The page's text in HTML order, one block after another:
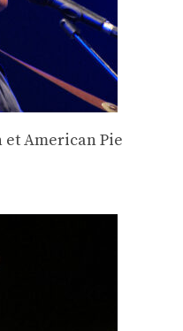
et American Pie